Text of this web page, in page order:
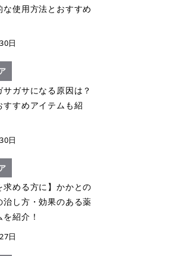
な使用方法とおすすめ
日
サガサになる原因は？
すすめアイテムも紹
日
求める方に】かかとの
治し方・効果のある薬
紹介！
日